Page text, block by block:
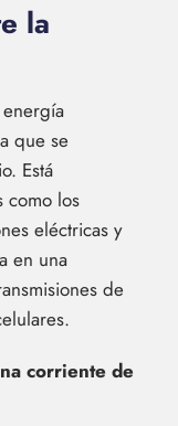
la
que se
Está
como los
eléctricas y
en una
de
corriente de